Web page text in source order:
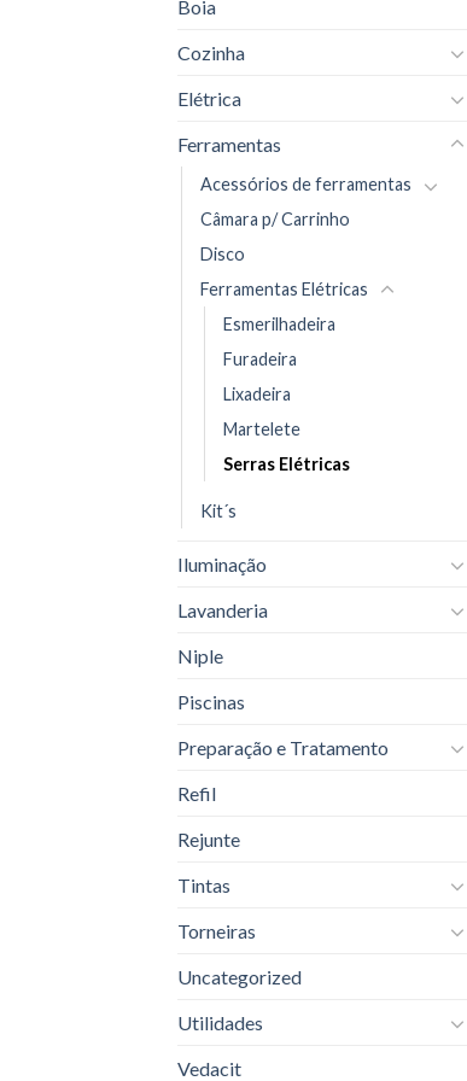
Boia
Cozinha
Elétrica
Ferramentas
Acessórios de ferramentas
Câmara p/ Carrinho
Disco
Ferramentas Elétricas
Esmerilhadeira
Furadeira
Lixadeira
Martelete
Serras Elétricas
Kit´s
Iluminação
Lavanderia
Niple
Piscinas
Preparação e Tratamento
Refil
Rejunte
Tintas
Torneiras
Uncategorized
Utilidades
Vedacit